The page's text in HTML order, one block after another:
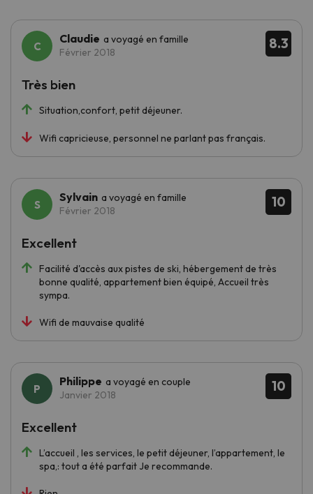
8.3
Claudie a voyagé en famille
Février 2018
Situation,confort, petit déjeuner.
Wifi capricieuse, personnel ne parlant pas français.
Très bien
10
Sylvain a voyagé en famille
Février 2018
Facilité d'accès aux pistes de ski, hébergement de très
bonne qualité, appartement bien équipé, Accueil très
sympa.
Wifi de mauvaise qualité
Excellent
10
Philippe a voyagé en couple
Janvier 2018
L’accueil , les services, le petit déjeuner, l’appartement, le
spa,: tout a été parfait Je recommande.
Excellent